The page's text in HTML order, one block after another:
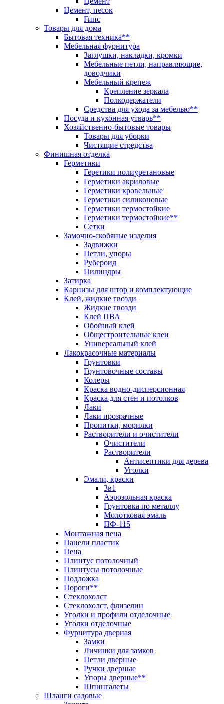
Цемент, песок
Гипс
Товары для дома
Бытовая техника**
Мебельная фурнитура
Заглушки, накладки, кромки
Мебельные петли, направляющие,
доводчики
Мебельный крепеж
Крепление зеркала
Полкодержатели
Средства для ухода за мебелью**
Посуда и кухонная утварь**
Хозяйственно-бытовые товары
Товары для уборки
Чистящие стредства
Финишная отделка
Герметики
Геретики полиуретановые
Герметики акриловые
Герметики кровельные
Герметики силиконовые
Герметики термостойкие
Герметики термостойкие**
Сетки
Замочно-скобяные изделия
Задвижки
Петли, упоры
Рубероид
Цилиндры
Затирка
Карнизы для штор и комплектующие
Клей, жидкие гвозди
Жидкие гвозди
Клей ПВА
Обойный клей
Общестроительные клеи
Универсальный клей
Лакокрасочные материалы
Грунтовки
Грунтовочные составы
Колеры
Краска водно-дисперсионная
Краска для стен и потолков
Лаки
Лаки прозрачные
Пропитки, морилки
Растворители и очистители
Очистители
Растворители
Антисептики для дерева
Уголки
Эмали, краски
3в1
Аэрозольная краска
Грунтовка по металлу
Молотковая эмаль
ПФ-115
Монтажная пена
Панели пластик
Пена
Плинтус потолочный
Плинтусы потолочные
Подложка
Пороги**
Стеклохолст
Стеклохолст, флизелин
Уголки и профили отделочные
Уголки отделочные
Фурнитура дверная
Замки
Личинки для замков
Петли дверные
Ручки дверные
Упоры дверные**
Шпингалеты
Шланги садовые